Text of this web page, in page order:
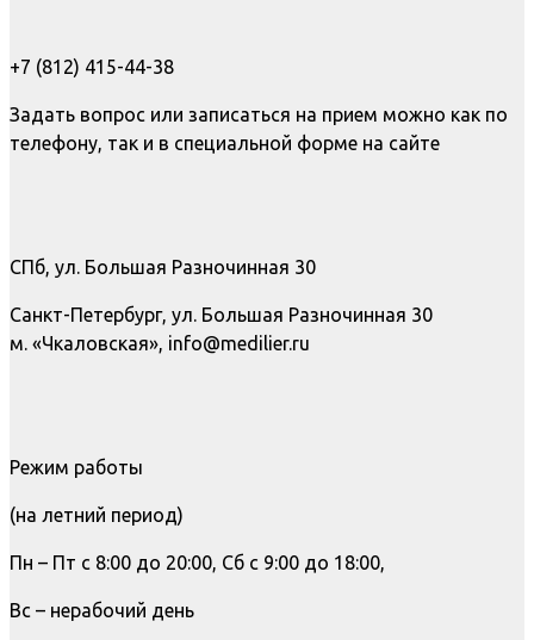
+7 (812) 415-44-38
Задать вопрос или записаться на прием можно как по
телефону, так и в специальной форме на сайте
СПб, ул. Большая Разночинная 30
Санкт-Петербург, ул. Большая Разночинная 30
м. «Чкаловская», info@medilier.ru
Режим работы
(на летний период)
Пн – Пт с 8:00 до 20:00, Сб с 9:00 до 18:00,
Вс – нерабочий день